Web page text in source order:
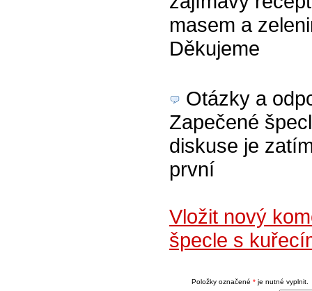
masem a
Děkujeme
Otázky a
Zapečené
diskuse je
první
Vložit nový
špecle s
Položky označené *je nutné vyplnit.